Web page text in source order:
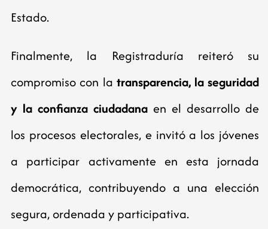
Estado.
Finalmente, la Registraduría reiteró su
compromiso con la transparencia, la seguridad
y la confianza ciudadana en el desarrollo de
los procesos electorales, e invitó a los jóvenes
a participar activamente en esta jornada
democrática, contribuyendo a una elección
segura, ordenada y participativa.